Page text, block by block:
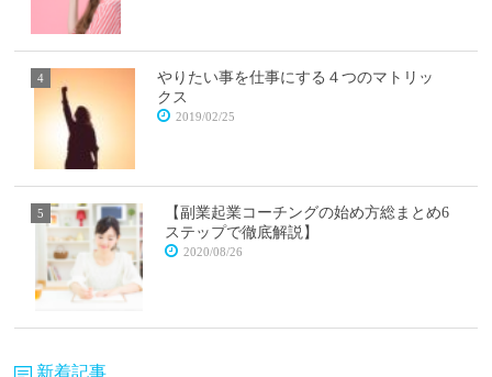
やりたい事を仕事にする４つのマトリッ
クス
2019/02/25
【副業起業コーチングの始め方総まとめ6
ステップで徹底解説】
2020/08/26
新着記事